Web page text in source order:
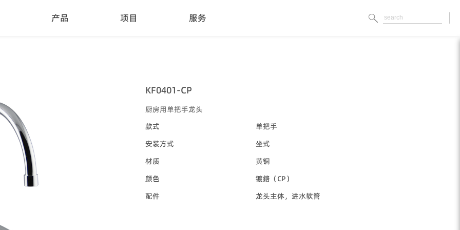
产品 项目 服务
KF0401-CP
厨房用单把手龙头
款式
单把手
安装方式
坐式
材质
黄铜
颜色
镀鉻（CP）
配件
龙头主体，进水软管